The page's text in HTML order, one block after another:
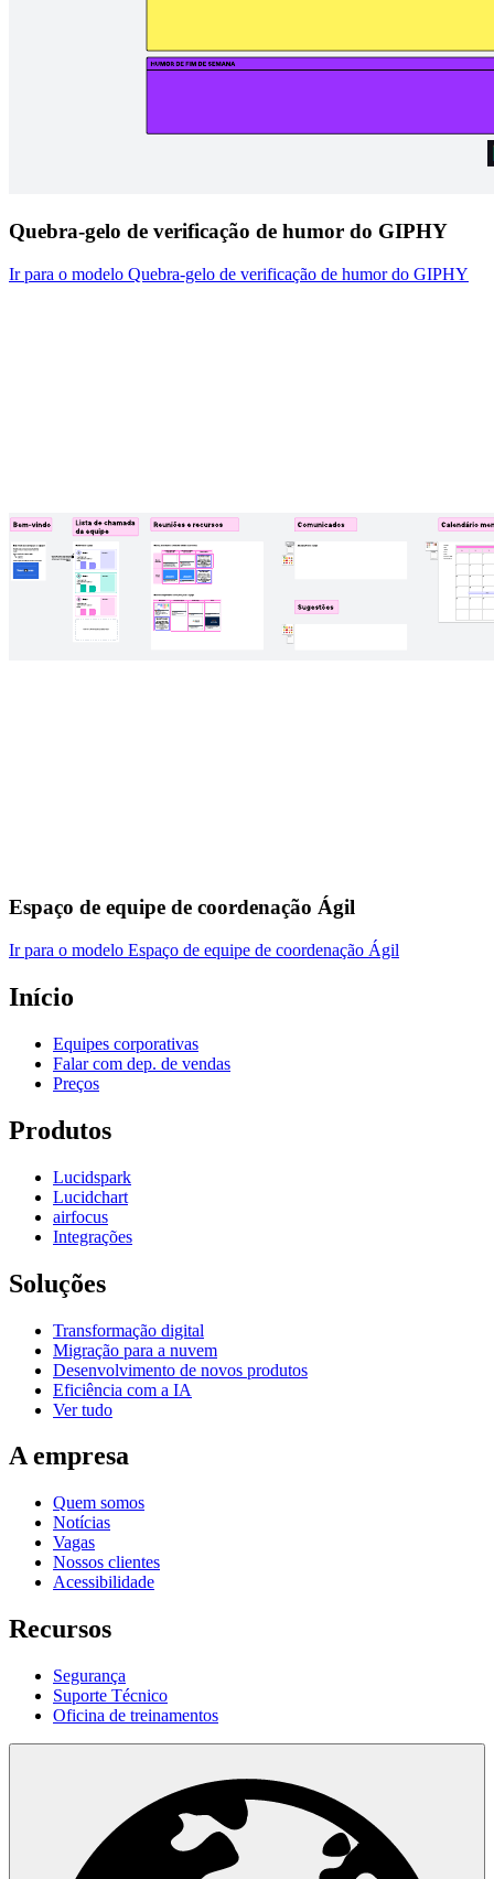
Quebra-gelo de verificação de humor do GIPHY
Ir para o modelo Quebra-gelo de verificação de humor do GIPHY
Espaço de equipe de coordenação Ágil
Ir para o modelo Espaço de equipe de coordenação Ágil
Início
Equipes corporativas
Falar com dep. de vendas
Preços
Produtos
Lucidspark
Lucidchart
airfocus
Integrações
Soluções
Transformação digital
Migração para a nuvem
Desenvolvimento de novos produtos
Eficiência com a IA
Ver tudo
A empresa
Quem somos
Notícias
Vagas
Nossos clientes
Acessibilidade
Recursos
Segurança
Suporte Técnico
Oficina de treinamentos